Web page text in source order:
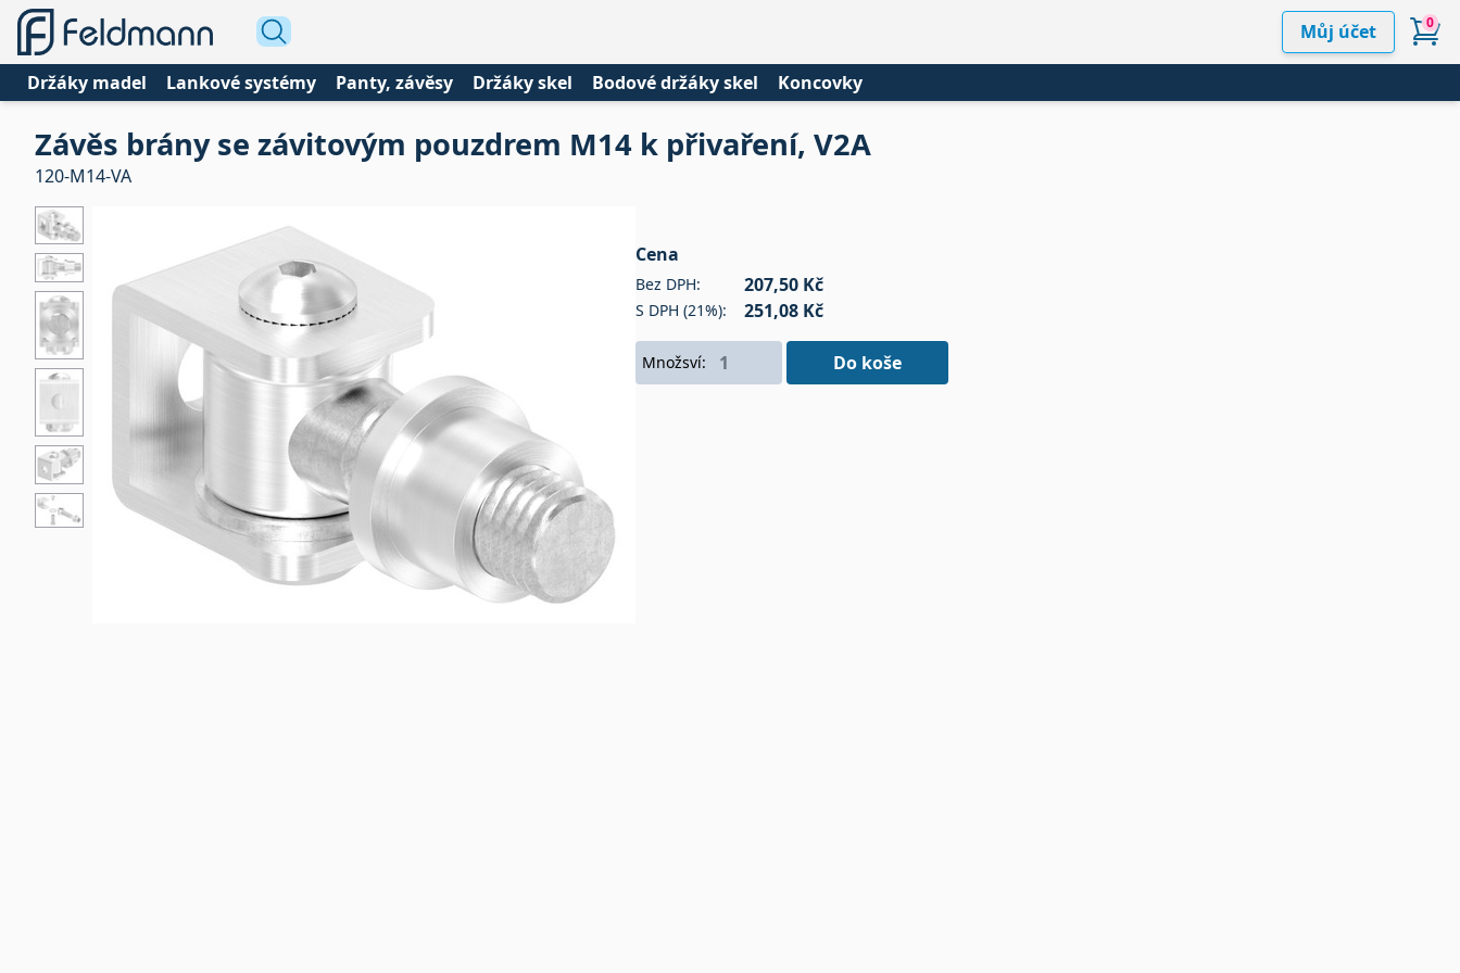
Můj účet 0
Držáky madel Lankové systémy Panty, závěsy Držáky skel Bodové držáky skel Koncovky
Závěs brány se závitovým pouzdrem M14 k přivaření, V2A
120-M14-VA
Cena
Bez DPH: 207,50 Kč
S DPH (21%): 251,08 Kč
Množsví: Do koše